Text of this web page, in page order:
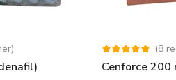
) (8
Cenforce